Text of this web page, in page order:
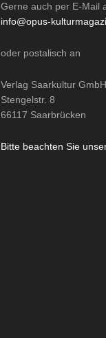
Gerne auch per E-Mail
info@opus-
oder postalisch an
Verlag Saarkultur GmbH
Stengelstr. 8
66117 Saarbrücken
Bitte beachten Sie